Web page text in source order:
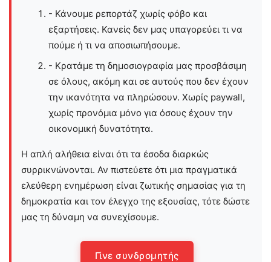
- Κάνουμε ρεπορτάζ χωρίς φόβο και
εξαρτήσεις. Κανείς δεν μας υπαγορεύει τι να
πούμε ή τι να αποσιωπήσουμε.
- Κρατάμε τη δημοσιογραφία μας προσβάσιμη
σε όλους, ακόμη και σε αυτούς που δεν έχουν
την ικανότητα να πληρώσουν. Χωρίς paywall,
χωρίς προνόμια μόνο για όσους έχουν την
οικονομική δυνατότητα.
Η απλή αλήθεια είναι ότι τα έσοδα διαρκώς
συρρικνώνονται. Αν πιστεύετε ότι μια πραγματικά
ελεύθερη ενημέρωση είναι ζωτικής σημασίας για τη
δημοκρατία και τον έλεγχο της εξουσίας, τότε δώστε
μας τη δύναμη να συνεχίσουμε.
Γίνε συνδρομητής